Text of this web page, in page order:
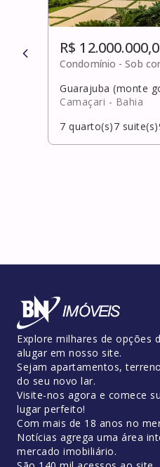
R$
Condomínio -Sob
Guarajuba (monte
Camaçari - Bahia
7 quarto(s)7 suite(s)
Explore milhares de opções
alugar em nosso site.
Sejam apartamentos,
do seu novo lar.
Visite-nos agora e comece
lugar perfeito!
Com mais de 18 anos no
Notícias agrega uma área
mercado imobiliário.